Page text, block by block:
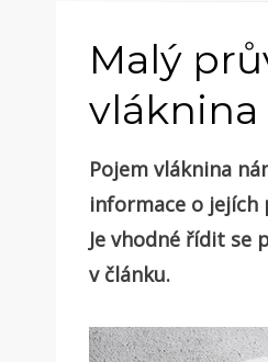
Malý
vláknina
Pojem vláknina
informace o jejích
Je vhodné řídit se
v článku.